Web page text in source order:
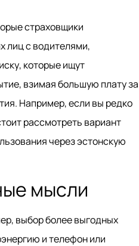
страховщики
лиц с водителями,
которые ищут
взимая большую плату за
Например, если вы редко
рассмотреть вариант
через эстонскую
мысли
выбор более выгодных
и телефон или